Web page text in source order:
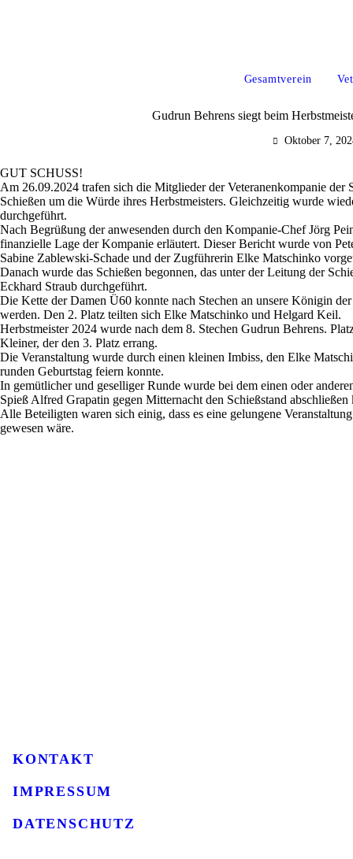
Gesamtverein
Gudrun Behrens siegt beim
Oktober 7,
GUT SCHUSS!
Am 26.09.2024 trafen sich die Mitglieder der Veteranenkompanie der
Schießen um die Würde ihres Herbstmeisters. Gleichzeitig wurde
durchgeführt.
Nach Begrüßung der anwesenden durch den Kompanie-Chef Jörg
finanzielle Lage der Kompanie erläutert. Dieser Bericht wurde von
Sabine Zablewski-Schade und der Zugführerin Elke Matschinko
Danach wurde das Schießen begonnen, das unter der Leitung der
Eckhard Straub durchgeführt.
Die Kette der Damen Ü60 konnte nach Stechen an unsere Königin
werden. Den 2. Platz teilten sich Elke Matschinko und Helgard Keil.
Herbstmeister 2024 wurde nach dem 8. Stechen Gudrun Behrens.
Kleiner, der den 3. Platz errang.
Die Veranstaltung wurde durch einen kleinen Imbiss, den Elke
runden Geburtstag feiern konnte.
In gemütlicher und geselliger Runde wurde bei dem einen oder
Spieß Alfred Grapatin gegen Mitternacht den Schießstand abschließen
Alle Beteiligten waren sich einig, dass es eine gelungene
gewesen wäre.
KONTAKT
IMPRESSUM
DATENSCHUTZ